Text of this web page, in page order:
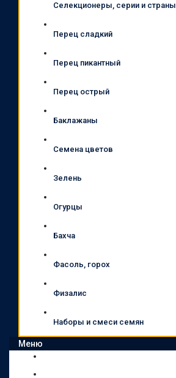
Селекционеры, серии и страны
Перец сладкий
Перец пикантный
Перец острый
Баклажаны
Семена цветов
Зелень
Огурцы
Бахча
Фасоль, горох
Физалис
Наборы и смеси семян
Меню